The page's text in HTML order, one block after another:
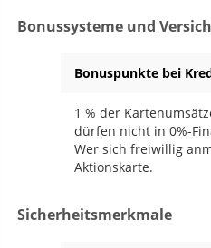
Bonussysteme und
Bonuspunkte bei
1 % der
dürfen nicht in 0%-
Wer sich freiwillig
Aktionskarte.
Sicherheitsmerkmale